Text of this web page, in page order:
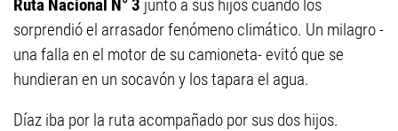
Ruta Nacional N° 3 junto a sus hijos cuando los
sorprendió el arrasador fenómeno climático. Un milagro -
una falla en el motor de su camioneta- evitó que se
hundieran en un socavón y los tapara el agua.
Díaz iba por la ruta acompañado por sus dos hijos.